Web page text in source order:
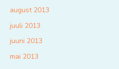
august 2013
juuli 2013
juuni 2013
mai 2013